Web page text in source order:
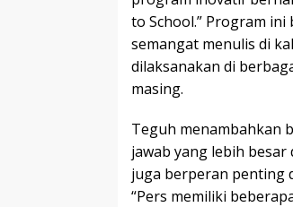
to School.” Program
semangat menulis di
dilaksanakan di
masing.
Teguh menambahkan
jawab yang lebih besar
juga berperan penting
“Pers memiliki